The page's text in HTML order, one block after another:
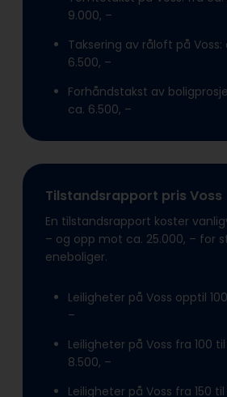
9.000, –
Taksering av råloft på Voss:
6.500, –
Forhåndstakst av
ca. 6.500, –
Tilstandsrapport pris Voss
En tilstandsrapport koster
– og opp mot ca. 25.000, – for
eneboliger.
Leiligheter på Voss opptil
–
Leiligheter på Voss fra 100
8.500, –
Leiligheter på Voss fra 150